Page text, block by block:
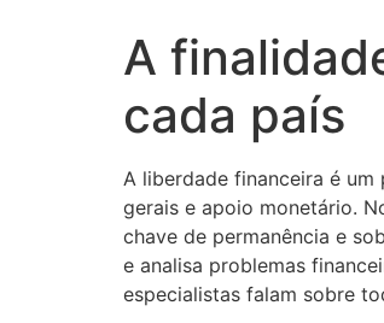
A
cada país
A liberdade financeira é
gerais e apoio monetário.
chave de permanência e
e analisa problemas
especialistas falam sobre